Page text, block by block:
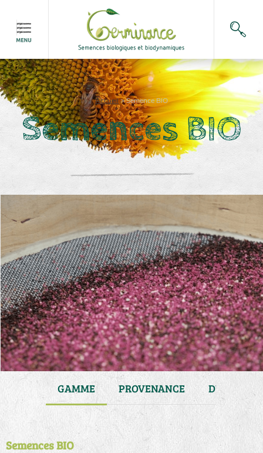
Accueil>Semence BIO
Semences BIO
GAMME PROVENANCE DURÉE DE
Semences BIO